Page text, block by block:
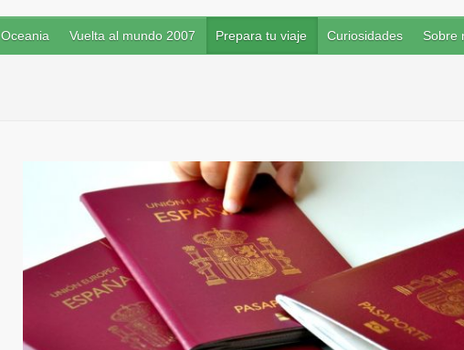
Oceania Vuelta al mundo 2007 Prepara tu viaje Curiosidades Sobre